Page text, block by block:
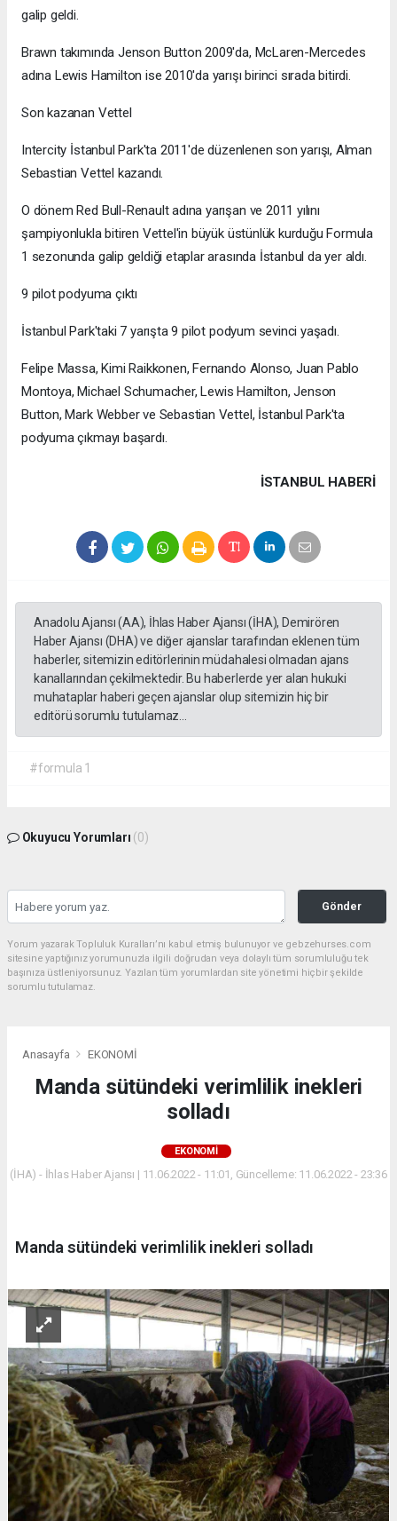
galip geldi.
Brawn takımında Jenson Button 2009'da, McLaren-Mercedes
adına Lewis Hamilton ise 2010'da yarışı birinci sırada bitirdi.
Son kazanan Vettel
Intercity İstanbul Park'ta 2011'de düzenlenen son yarışı, Alman
Sebastian Vettel kazandı.
O dönem Red Bull-Renault adına yarışan ve 2011 yılını
şampiyonlukla bitiren Vettel'in büyük üstünlük kurduğu Formula
1 sezonunda galip geldiği etaplar arasında İstanbul da yer aldı.
9 pilot podyuma çıktı
İstanbul Park'taki 7 yarışta 9 pilot podyum sevinci yaşadı.
Felipe Massa, Kimi Raikkonen, Fernando Alonso, Juan Pablo
Montoya, Michael Schumacher, Lewis Hamilton, Jenson
Button, Mark Webber ve Sebastian Vettel, İstanbul Park'ta
podyuma çıkmayı başardı.
İSTANBUL HABERİ
Anadolu Ajansı (AA), İhlas Haber Ajansı (İHA), Demirören
Haber Ajansı (DHA) ve diğer ajanslar tarafından eklenen tüm
haberler, sitemizin editörlerinin müdahalesi olmadan ajans
kanallarından çekilmektedir. Bu haberlerde yer alan hukuki
muhataplar haberi geçen ajanslar olup sitemizin hiç bir
editörü sorumlu tutulamaz...
#formula 1
Okuyucu Yorumları (0)
Gönder
Yorum yazarak Topluluk Kuralları’nı kabul etmiş bulunuyor ve gebzehurses.com
sitesine yaptığınız yorumunuzla ilgili doğrudan veya dolaylı tüm sorumluluğu tek
başınıza üstleniyorsunuz. Yazılan tüm yorumlardan site yönetimi hiçbir şekilde
sorumlu tutulamaz.
Anasayfa EKONOMİ
Manda sütündeki verimlilik inekleri
solladı
EKONOMİ
(İHA) - İhlas Haber Ajansı | 11.06.2022 - 11:01, Güncelleme: 11.06.2022 - 23:36
Manda sütündeki verimlilik inekleri solladı